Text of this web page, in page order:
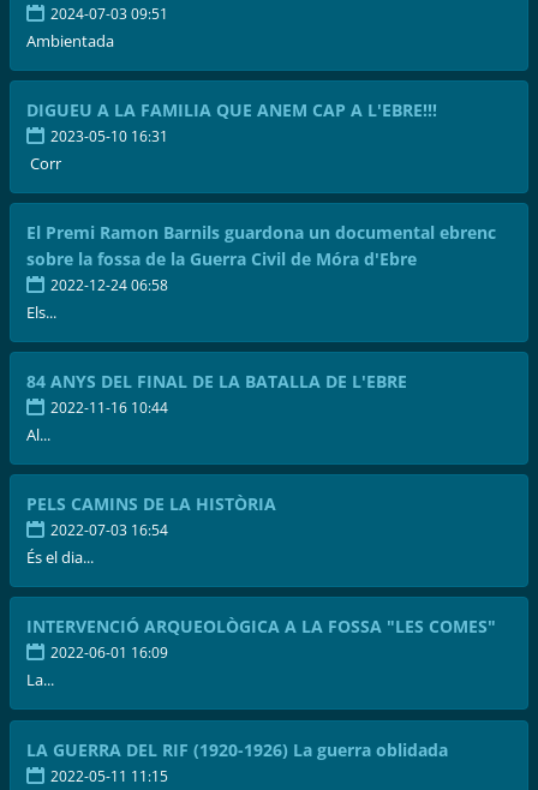
2024-07-03 09:51
Ambientada
DIGUEU A LA FAMILIA QUE ANEM CAP A L'EBRE!!!
2023-05-10 16:31
Corr
El Premi Ramon Barnils guardona un documental ebrenc
sobre la fossa de la Guerra Civil de Móra d'Ebre
2022-12-24 06:58
Els...
84 ANYS DEL FINAL DE LA BATALLA DE L'EBRE
2022-11-16 10:44
Al...
PELS CAMINS DE LA HISTÒRIA
2022-07-03 16:54
És el dia...
INTERVENCIÓ ARQUEOLÒGICA A LA FOSSA "LES COMES"
2022-06-01 16:09
La...
LA GUERRA DEL RIF (1920-1926) La guerra oblidada
2022-05-11 11:15